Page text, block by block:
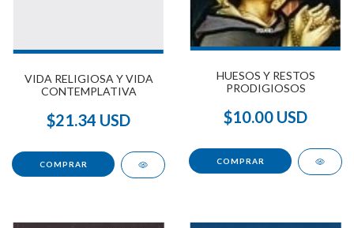
VIDA RELIGIOSA Y VIDA
CONTEMPLATIVA
$21.34 USD
HUESOS Y RESTOS
PRODIGIOSOS
$10.00 USD